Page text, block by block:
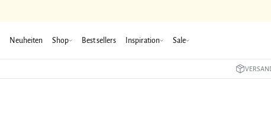
Neuheiten Shop Best sellers Inspiration Sale